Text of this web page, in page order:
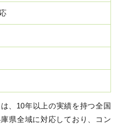
、10年以上の実績を持つ全国
県全域に対応しており、コン